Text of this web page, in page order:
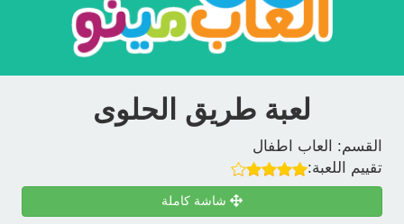
لعبة طريق الحلوى
القسم:
العاب اطفال
تقييم اللعبة:
شاشة كاملة